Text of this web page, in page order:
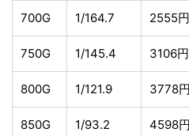
700G 1/164.7 2555円
750G 1/145.4 3106円
800G 1/121.9 3778円
850G 1/93.2 4598円